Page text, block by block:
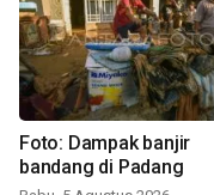
Foto: Dampak banjir
bandang di Padang